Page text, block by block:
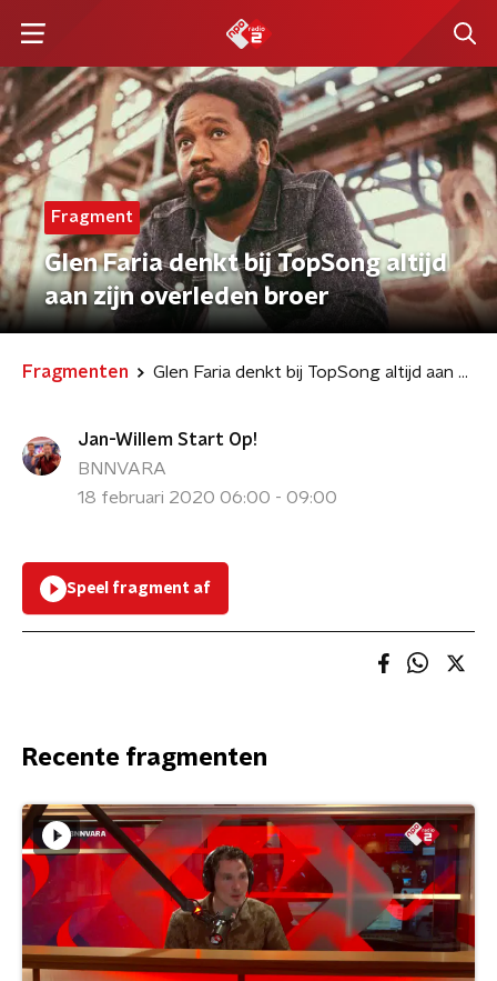
Fragment
Glen Faria denkt bij TopSong altijd
aan zijn overleden broer
Fragmenten Glen Faria denkt bij TopSong altijd aan zijn overleden broer
Jan-Willem Start Op!
BNNVARA
18 februari 2020 06:00 - 09:00
Speel fragment af
Recente fragmenten